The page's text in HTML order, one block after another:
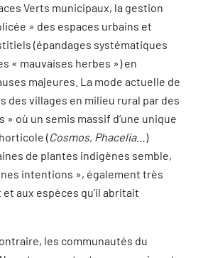
Verts municipaux, la gestion
» des espaces urbains et
(épandages systématiques
« mauvaises herbes ») en
majeures. La mode actuelle de
des villages en milieu rural par des
» où un semis massif d’une unique
(Cosmos, Phacelia…)
de plantes indigènes semble,
intentions », également très
et aux espèces qu’il abritait
les communautés du